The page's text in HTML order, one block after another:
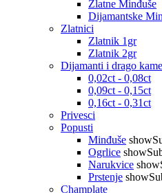
Zlatne Minđuše
Dijamantske
Zlatnici
Zlatnik 1gr
Zlatnik 2gr
Dijamanti i drago
0,02ct - 0,08ct
0,09ct - 0,15ct
0,16ct - 0,31ct
Privesci
Popusti
Minđuše
Ogrlice
Narukvice
Prstenje
Champlate